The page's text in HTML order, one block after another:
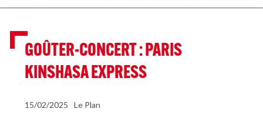
GOÛTER-CONCERT : PARIS
KINSHASA EXPRESS
15/02/2025 Le Plan